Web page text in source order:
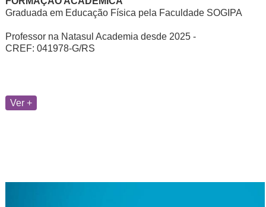
Graduada em Educação Física pela Faculdade SOGIPA
Professor na Natasul Academia desde 2025 -
CREF: 041978-G/RS
Ver +